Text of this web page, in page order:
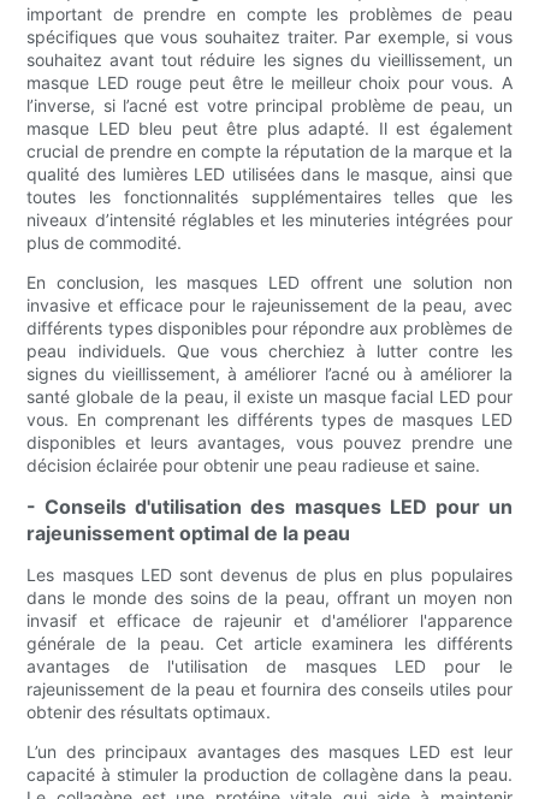
important de prendre en compte les problèmes de peau
spécifiques que vous souhaitez traiter. Par exemple, si vous
souhaitez avant tout réduire les signes du vieillissement, un
masque LED rouge peut être le meilleur choix pour vous. A
l’inverse, si l’acné est votre principal problème de peau, un
masque LED bleu peut être plus adapté. Il est également
crucial de prendre en compte la réputation de la marque et la
qualité des lumières LED utilisées dans le masque, ainsi que
toutes les fonctionnalités supplémentaires telles que les
niveaux d’intensité réglables et les minuteries intégrées pour
plus de commodité.
En conclusion, les masques LED offrent une solution non
invasive et efficace pour le rajeunissement de la peau, avec
différents types disponibles pour répondre aux problèmes de
peau individuels. Que vous cherchiez à lutter contre les
signes du vieillissement, à améliorer l’acné ou à améliorer la
santé globale de la peau, il existe un masque facial LED pour
vous. En comprenant les différents types de masques LED
disponibles et leurs avantages, vous pouvez prendre une
décision éclairée pour obtenir une peau radieuse et saine.
- Conseils d'utilisation des masques LED pour un
rajeunissement optimal de la peau
Les masques LED sont devenus de plus en plus populaires
dans le monde des soins de la peau, offrant un moyen non
invasif et efficace de rajeunir et d'améliorer l'apparence
générale de la peau. Cet article examinera les différents
avantages de l'utilisation de masques LED pour le
rajeunissement de la peau et fournira des conseils utiles pour
obtenir des résultats optimaux.
L’un des principaux avantages des masques LED est leur
capacité à stimuler la production de collagène dans la peau.